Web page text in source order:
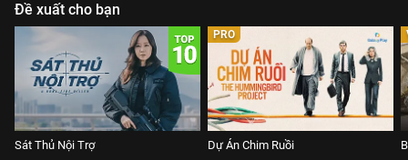
Đề xuất cho bạn
Sát Thủ Nội Trợ
PRO
Dự Án Chim Ruồi